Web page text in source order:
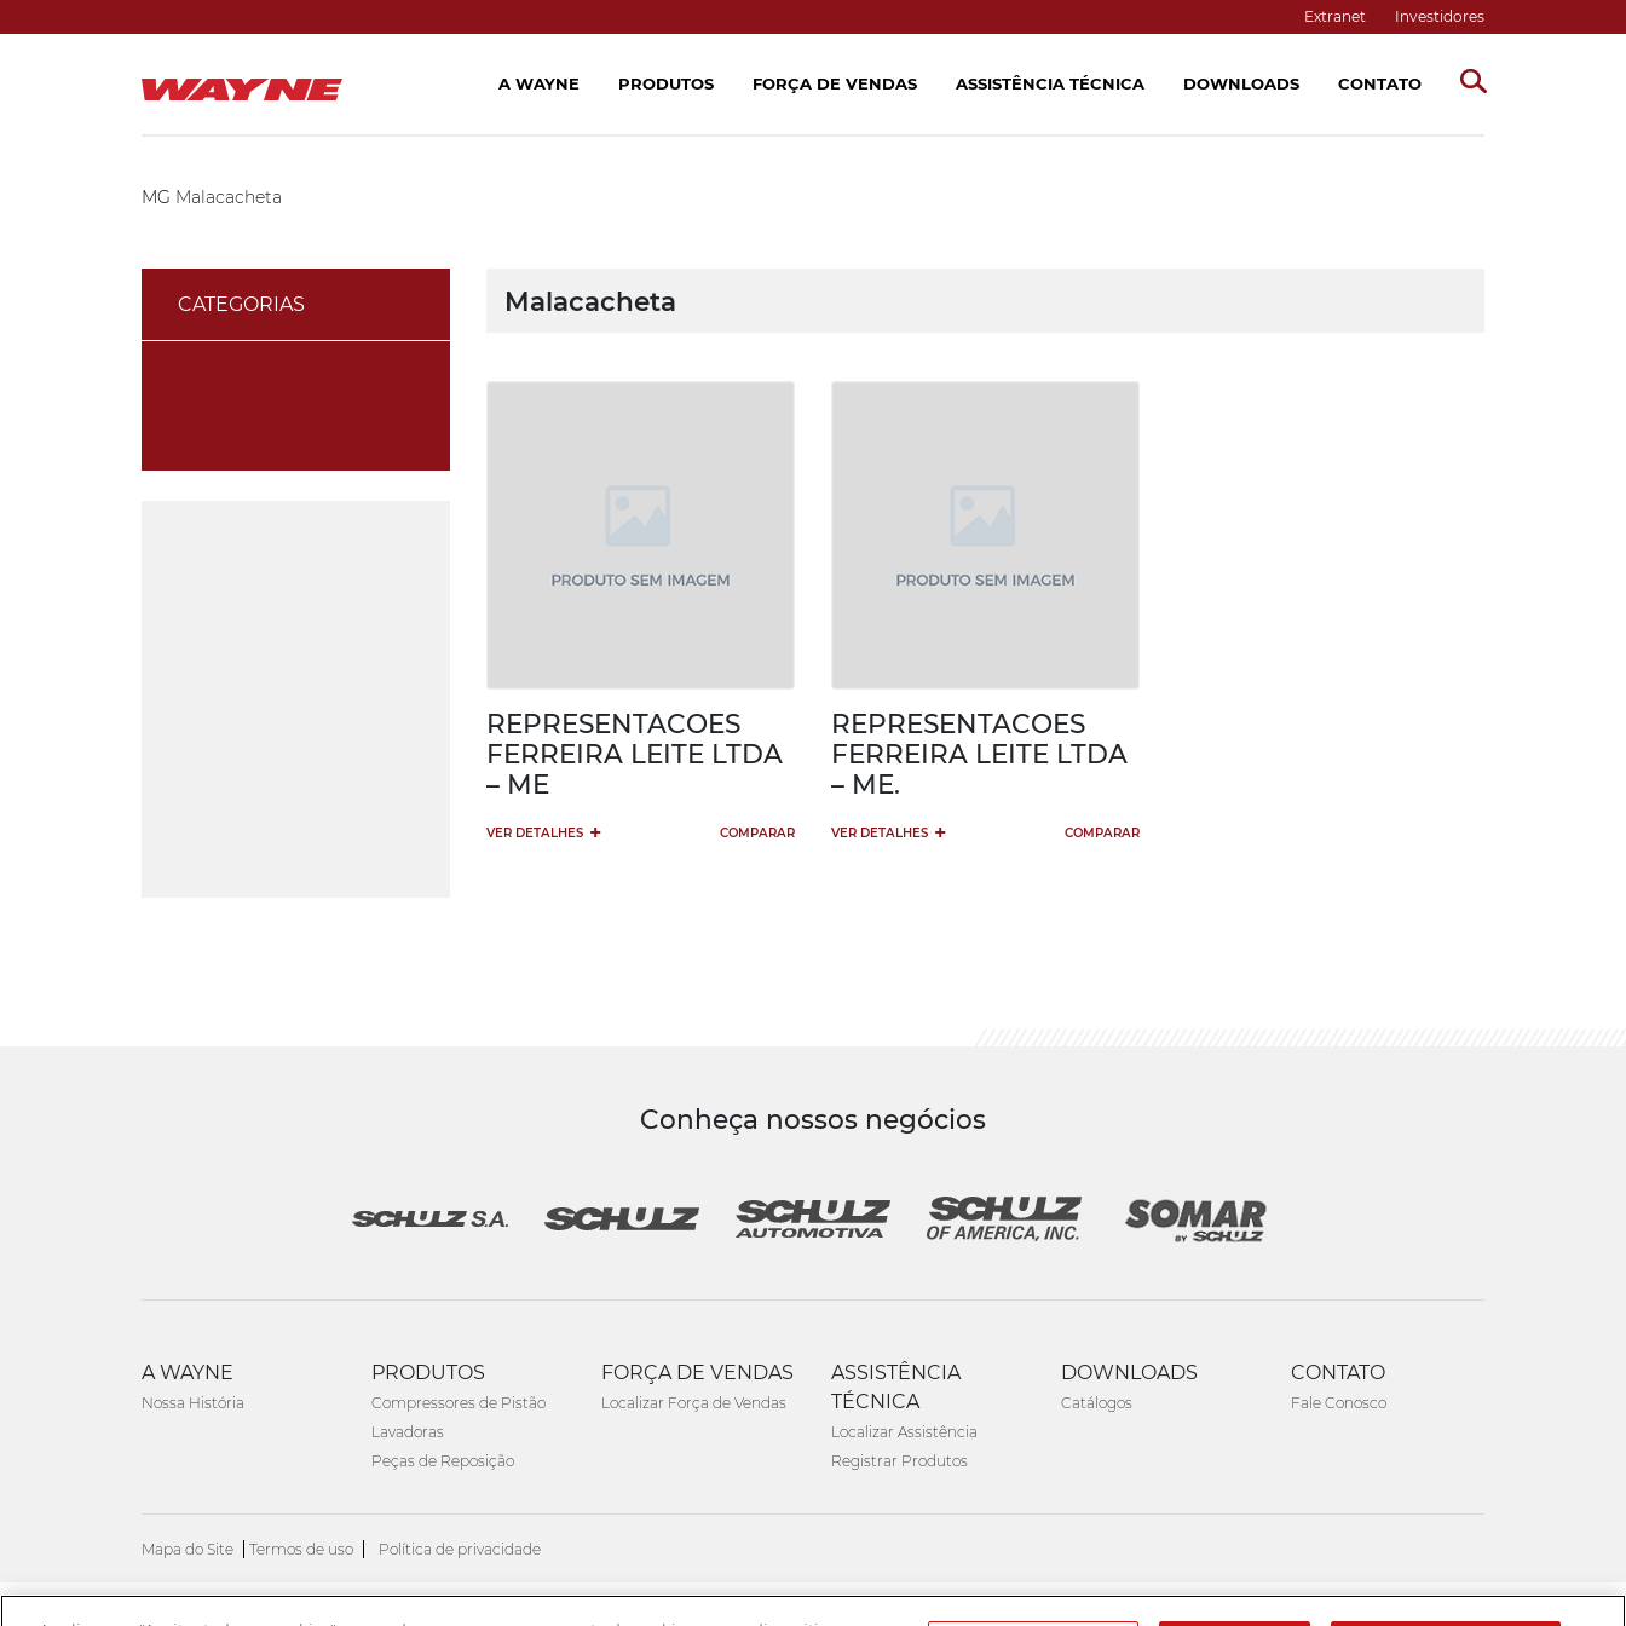
Extranet Investidores
MG Malacacheta
CATEGORIAS Malacacheta
REPRESENTACOES
FERREIRA LEITE LTDA
– ME
VER DETALHES + COMPARAR
REPRESENTACOES
FERREIRA LEITE LTDA
– ME.
VER DETALHES + COMPARAR
Conheça nossos negócios
A WAYNE
Nossa História
PRODUTOS
Compressores de Pistão
Lavadoras
Peças de Reposição
FORÇA DE VENDAS
Localizar Força de Vendas
ASSISTÊNCIA
TÉCNICA
Localizar Assistência
Registrar Produtos
DOWNLOADS
Catálogos
CONTATO
Fale Conosco
Mapa do Site Termos de uso Política de privacidade
A WAYNE PRODUTOS FORÇA DE VENDAS ASSISTÊNCIA TÉCNICA DOWNLOADS CONTATO